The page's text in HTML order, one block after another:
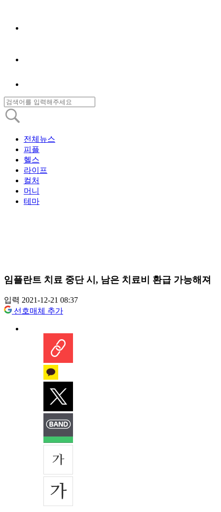
전체뉴스
피플
헬스
라이프
컬처
머니
테마
임플란트 치료 중단 시, 남은 치료비 환급 가능해져
입력 2021-12-21 08:37
선호매체 추가